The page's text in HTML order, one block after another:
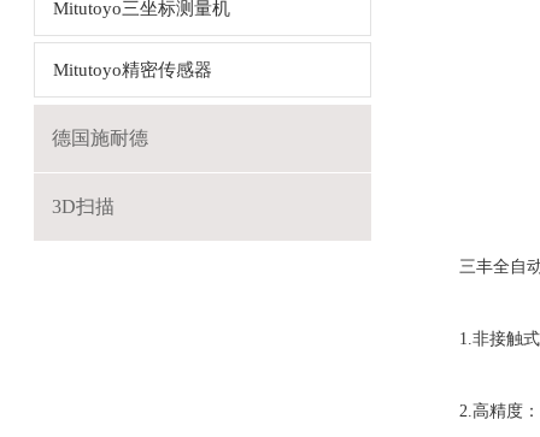
Mitutoyo三坐标测量机
Mitutoyo精密传感器
德国施耐德
3D扫描
三丰全自
1.非接触式
2.高精度：